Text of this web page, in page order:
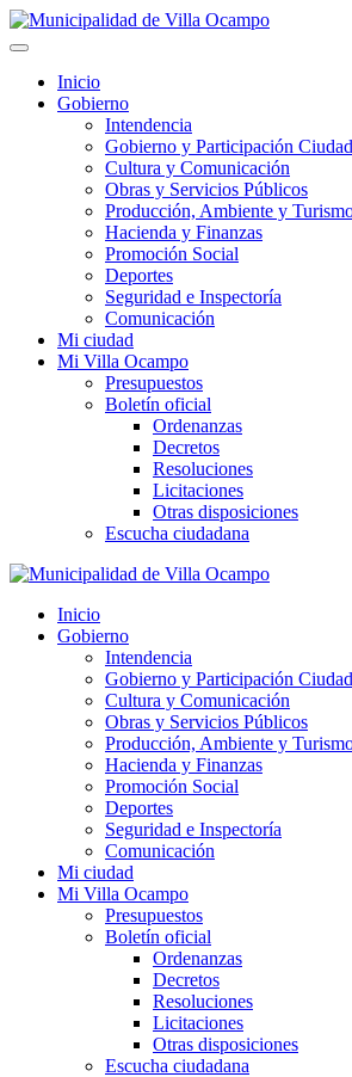
Inicio
Gobierno
Intendencia
Gobierno y Participación
Cultura y Comunicación
Obras y Servicios Públicos
Producción, Ambiente y
Hacienda y Finanzas
Promoción Social
Deportes
Seguridad e Inspectoría
Comunicación
Mi ciudad
Mi Villa Ocampo
Presupuestos
Boletín oficial
Ordenanzas
Decretos
Resoluciones
Licitaciones
Otras disposiciones
Escucha ciudadana
Inicio
Gobierno
Intendencia
Gobierno y Participación
Cultura y Comunicación
Obras y Servicios Públicos
Producción, Ambiente y
Hacienda y Finanzas
Promoción Social
Deportes
Seguridad e Inspectoría
Comunicación
Mi ciudad
Mi Villa Ocampo
Presupuestos
Boletín oficial
Ordenanzas
Decretos
Resoluciones
Licitaciones
Otras disposiciones
Escucha ciudadana